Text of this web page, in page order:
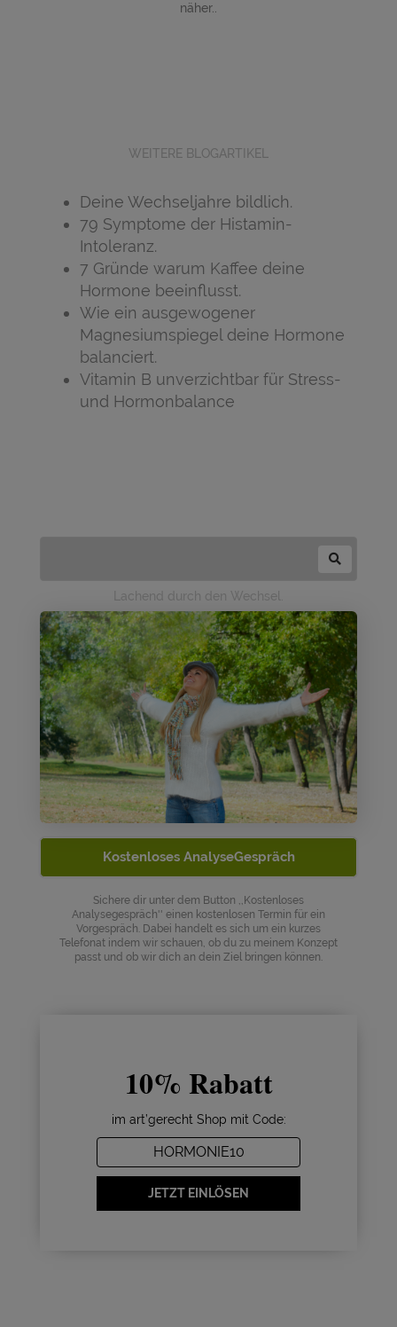
näher..
WEITERE BLOGARTIKEL
Deine Wechseljahre bildlich.
79 Symptome der Histamin-
Intoleranz.
7 Gründe warum Kaffee deine
Hormone beeinflusst.⠀⠀
Wie ein ausgewogener
Magnesiumspiegel deine Hormone
balanciert.
Vitamin B unverzichtbar für Stress-
und Hormonbalance
Lachend durch den Wechsel.
Kostenloses AnalyseGespräch
Sichere dir unter dem Button ,,Kostenloses
Analysegespräch'' einen kostenlosen Termin für ein
Vorgespräch. Dabei handelt es sich um ein kurzes
Telefonat indem wir schauen, ob du zu meinem Konzept
passt und ob wir dich an dein Ziel bringen können.
10% Rabatt
im art’gerecht Shop mit Code:
HORMONIE10
JETZT EINLÖSEN